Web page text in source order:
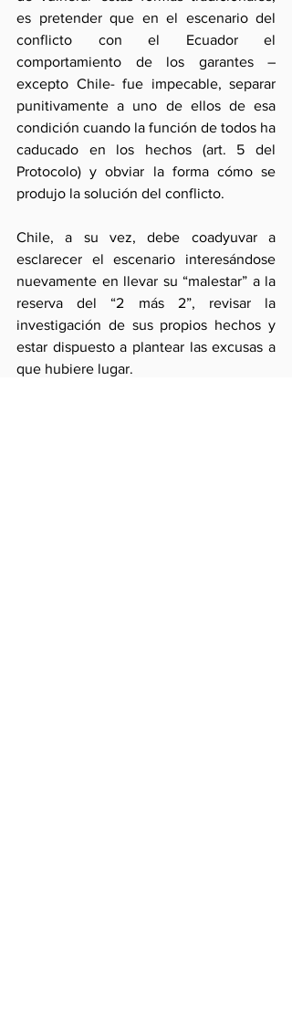
es pretender que en el escenario del
conflicto con el Ecuador el
comportamiento de los garantes –
excepto Chile- fue impecable, separar
punitivamente a uno de ellos de esa
condición cuando la función de todos ha
caducado en los hechos (art. 5 del
Protocolo) y obviar la forma cómo se
produjo la solución del conflicto.
Chile, a su vez, debe coadyuvar a
esclarecer el escenario interesándose
nuevamente en llevar su “malestar” a la
reserva del “2 más 2”, revisar la
investigación de sus propios hechos y
estar dispuesto a plantear las excusas a
que hubiere lugar.